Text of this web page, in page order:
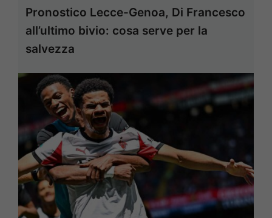
Pronostico Lecce-Genoa, Di Francesco
all’ultimo bivio: cosa serve per la
salvezza